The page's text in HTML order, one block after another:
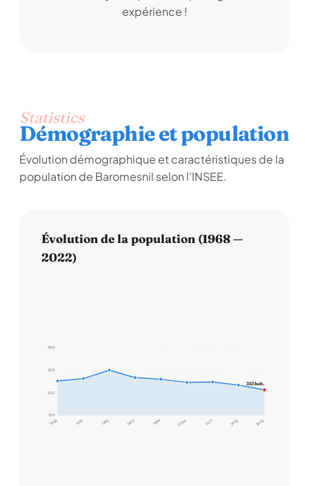
expérience !
Statistics
Démographie et population
Évolution démographique et caractéristiques de la
population de Baromesnil selon l'INSEE.
Évolution de la population (1968 —
2022)
100
200
300
400
1968 1975 1982 1990 1999 2006 2011 2016 2022
212 hab.